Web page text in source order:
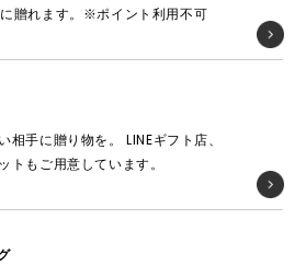
に贈れます。※ポイント利用不可
相手に贈り物を。 LINEギフト店、
トもご用意しています。